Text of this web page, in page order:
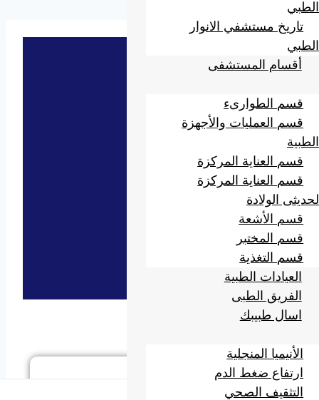
الاسم الاول
الطبي
تاريخ مستشفي الانوار
الطبي
أقسام المستشفى
قسم الطوارىء
قسم العمليات والأجهزة
الطبية
قسم العناية المركزة
قسم العناية المركزة
لحديثى الولادة
قسم الأشعة
قسم المختبر
قسم التغذية
العيادات الطبية
الفريق الطبى
اسال طبيبك
الأنيميا المنجلية
ارتفاع ضغط الدم
التثقيف الصحي